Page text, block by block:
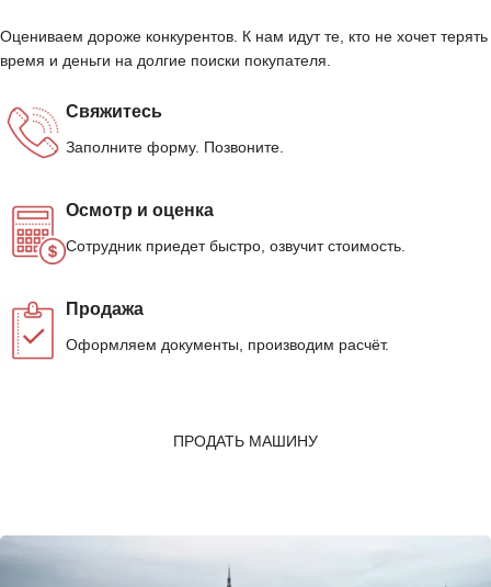
Оцениваем дороже конкурентов. К нам идут те, кто не хочет терять
время и деньги на долгие поиски покупателя.
Свяжитесь
Заполните форму. Позвоните.
Осмотр и оценка
Сотрудник приедет быстро, озвучит стоимость.
Продажа
Оформляем документы, производим расчёт.
ПРОДАТЬ МАШИНУ